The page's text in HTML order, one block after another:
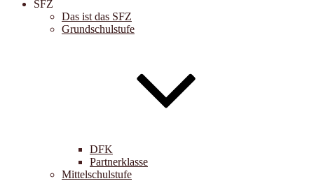
SFZ
Das ist das SFZ
Grundschulstufe
DFK
Partnerklasse
Mittelschulstufe